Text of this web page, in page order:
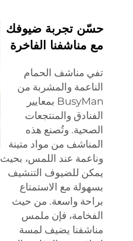
حسّن تجربة ضيوفك
مع مناشفنا الفاخرة
تفي مناشف الحمام
الناعمة والمشربة من
BusyMan بمعايير
الفنادق والمنتجعات
الصحية. وتُصنع هذه
المناشف من مواد متينة
وناعمة عند اللمس، بحيث
يمكن للضيوف التنشيف
بسهولة مع الاستمتاع
براحة واسعة. من حيث
الفخامة، فإن ملمس
مناشفنا يضيف لمسة